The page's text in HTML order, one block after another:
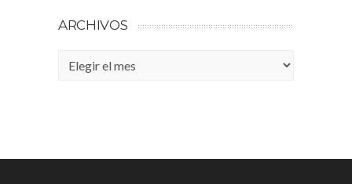
ARCHIVOS
Archivos